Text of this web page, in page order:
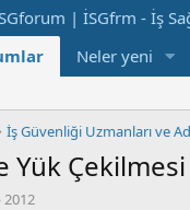
Neler yeni
İş Güvenliği Uzmanları ve
Yük
2012